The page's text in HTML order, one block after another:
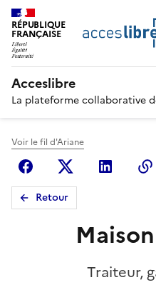
RÉPUBLIQUE
FRANÇAISE
Acceslibre
La plateforme collaborative
Voir le fil d'Ariane
FacebookX
Retour
Traiteur,